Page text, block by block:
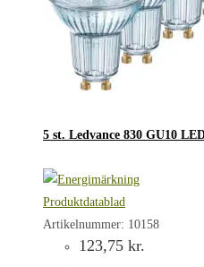
5 st. Ledvance 830 GU10
Produktdatablad
Artikelnummer: 10158
123,75 kr.